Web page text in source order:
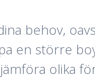
behov,
en större
olika